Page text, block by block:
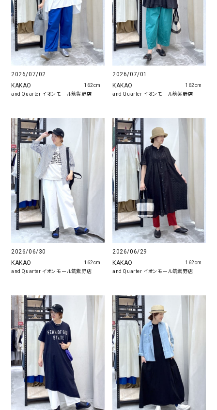
2026/07/02
KAKAO
and Quarter イオンモール筑紫野店
162cm
2026/07/01
KAKAO
and Quarter イオンモール筑紫野店
162cm
2026/06/30
KAKAO
and Quarter イオンモール筑紫野店
162cm
2026/06/29
KAKAO
and Quarter イオンモール筑紫野店
162cm